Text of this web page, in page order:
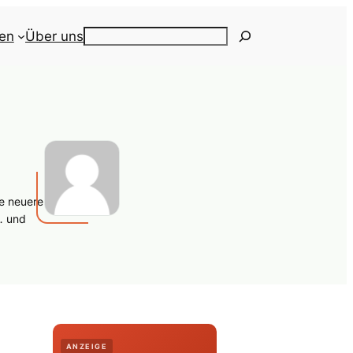
Über uns
neuere
und
ANZEIGE